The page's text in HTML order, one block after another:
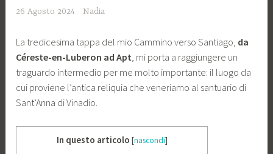
26 Agosto 2024 Nadia
La tredicesima tappa del mio Cammino verso Santiago, da
Céreste-en-Luberon ad Apt, mi porta a raggiungere un
traguardo intermedio per me molto importante: il luogo da
cui proviene l’antica reliquia che veneriamo al santuario di
Sant’Anna di Vinadio.
In questo articolo [nascondi]